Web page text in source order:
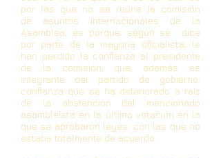
por las que no se reúne la comisión
de asuntos internacionales de la
Asamblea, es porque, según se dice
por parte de la mayoría oficialista, le
han perdido la confianza al presidente
de la comisión, que, además es
integrante del partido de gobierno;
confianza que se ha deteriorado a raíz
de la abstención del mencionado
asambleísta en la última votación en la
que se aprobaron leyes, con las que no
estaba totalmente de acuerdo.